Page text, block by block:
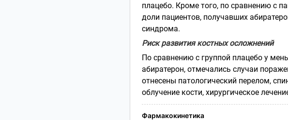
плацебо. Кроме того, по сравнению с
доли пациентов, получавших
синдрома.
Риск развития костных осложнений
По сравнению с группой плацебо у
абиратерон, отмечались случаи
отнесены патологический перелом,
облучение кости, хирургическое
Фармакокинетика